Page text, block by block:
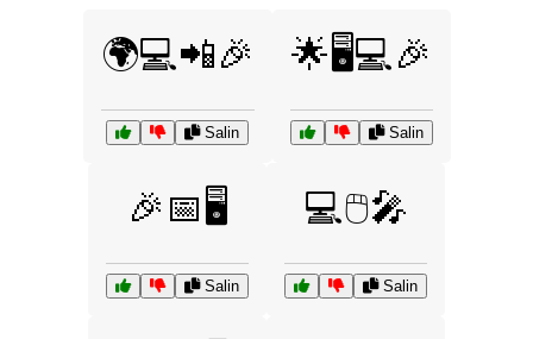
lainnya untuk menemukan cara baru dalam
mengekspresikan
Gabung Gboard dengan emoji
🌍💻📲🎉
Salin
🌟🖥️💻🎉
Salin
🎉📅🖥️
Salin
💻🖱️🎤
Salin